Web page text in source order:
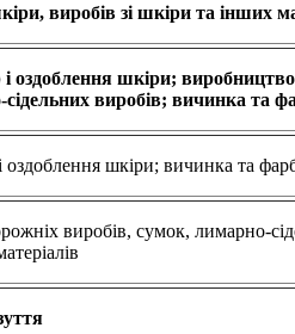
виробів зі шкіри та інших
оздоблення шкіри;
виробів; вичинка та
шкіри; вичинка та
виробів, сумок, лимарно-